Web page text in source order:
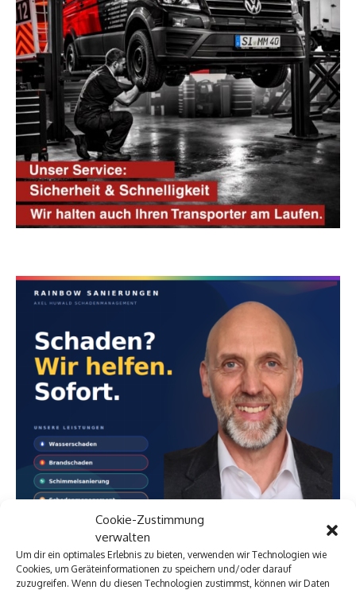
Cookie-Zustimmung
verwalten
Um dir ein optimales Erlebnis zu bieten, verwenden wir Technologien wie
Cookies, um Geräteinformationen zu speichern und/oder darauf
zuzugreifen. Wenn du diesen Technologien zustimmst, können wir Daten